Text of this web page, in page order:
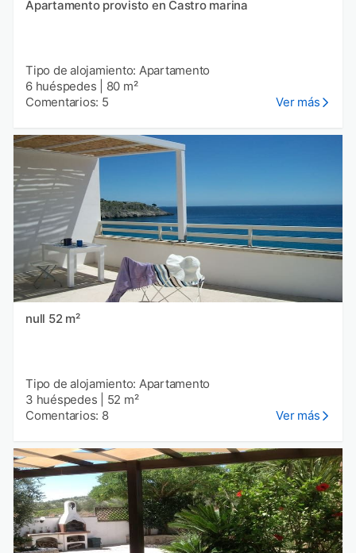
Apartamento provisto en Castro marina
Tipo de alojamiento: Apartamento
6 huéspedes
80 m²
Comentarios: 5
Ver más
null 52 m²
Tipo de alojamiento: Apartamento
3 huéspedes
52 m²
Comentarios: 8
Ver más